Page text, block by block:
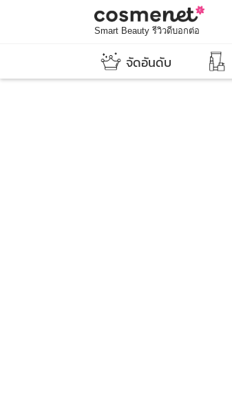
Smart Beauty รีวิวดีบอกต่อ
จัดอันดับ